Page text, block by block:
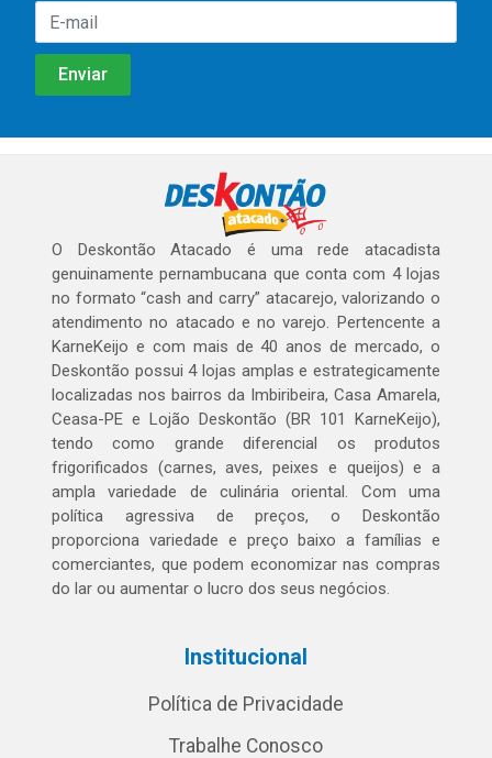
O Deskontão Atacado é uma rede atacadista
genuinamente pernambucana que conta com 4 lojas
no formato “cash and carry” atacarejo, valorizando o
atendimento no atacado e no varejo. Pertencente a
KarneKeijo e com mais de 40 anos de mercado, o
Deskontão possui 4 lojas amplas e estrategicamente
localizadas nos bairros da Imbiribeira, Casa Amarela,
Ceasa-PE e Lojão Deskontão (BR 101 KarneKeijo),
tendo como grande diferencial os produtos
frigorificados (carnes, aves, peixes e queijos) e a
ampla variedade de culinária oriental. Com uma
política agressiva de preços, o Deskontão
proporciona variedade e preço baixo a famílias e
comerciantes, que podem economizar nas compras
do lar ou aumentar o lucro dos seus negócios.
Institucional
Política de Privacidade
Trabalhe Conosco